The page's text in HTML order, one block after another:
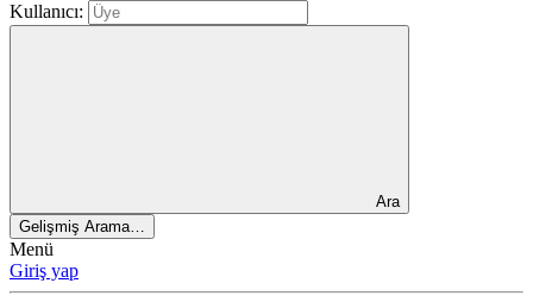
Kullanıcı:
Ara
Gelişmiş Arama…
Menü
Giriş yap